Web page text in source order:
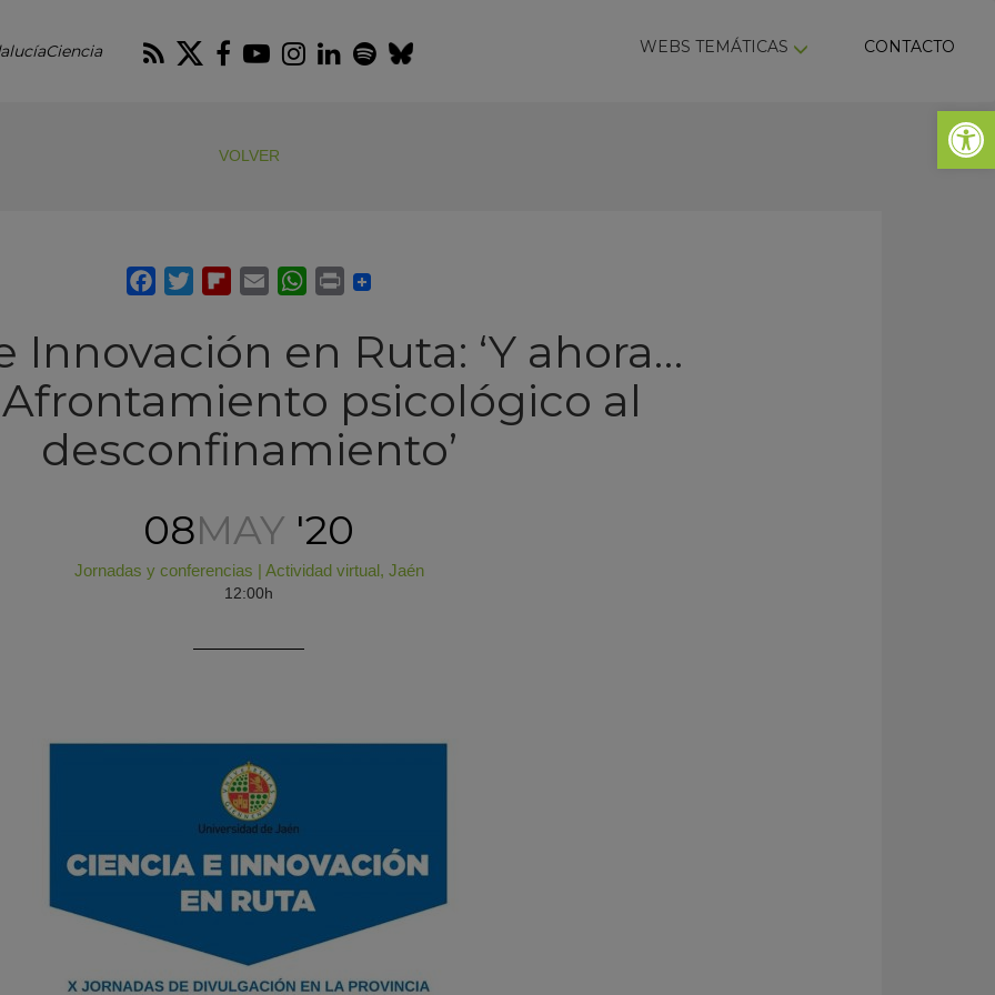
Abrir
RSS Twitter
Facebook
Youtube
Instagram
LinkedIn
Spotify
Bluesky WEBS TEMÁTICAS CONTACTO
VOLVER
Innovación en Ruta: ‘Y ahora…
psicológico al
desconfinamiento’
08MAY '20
Jornadas y conferencias | Actividad virtual, Jaén
12:00h